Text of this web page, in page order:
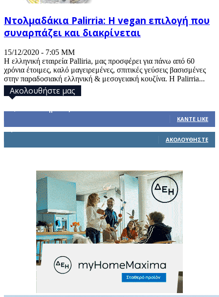
Ντολμαδάκια Palirria: H vegan επιλογή που
συναρπάζει και διακρίνεται
15/12/2020 - 7:05 ΜΜ
Η ελληνική εταιρεία Palliria, μας προσφέρει για πάνω από 60
χρόνια έτοιμες, καλό μαγειρεμένες, σπιτικές γεύσεις βασισμένες
στην παραδοσιακή ελληνική & μεσογειακή κουζίνα. Η Palirria...
Ακολουθήστε μας
ΚΆΝΤΕ LIKE
ΑΚΟΛΟΥΘΉΣΤΕ